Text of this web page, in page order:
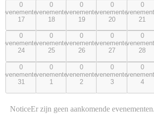
0
evenementen
17
evenementen,
0
evenementen
18
evenementen,
0
evenementen
19
evenementen,
0
evenementen
20
evenementen,
0
21
0
evenementen
24
evenementen,
0
evenementen
25
evenementen,
0
evenementen
26
evenementen,
0
evenementen
27
evenementen,
0
28
0
evenementen
31
evenementen,
0
evenementen
1
evenementen,
0
evenementen
2
evenementen,
0
evenementen
3
evenementen,
0
4
NoticeEr zijn geen aankomende evenementen.